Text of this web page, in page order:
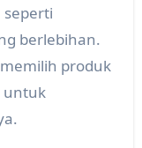
berlebihan.
produk
untuk